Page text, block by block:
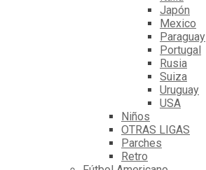
Japón
Mexico
Paraguay
Portugal
Rusia
Suiza
Uruguay
USA
Niños
OTRAS LIGAS
Parches
Retro